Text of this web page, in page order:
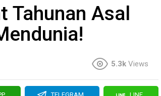
Tahunan Asal
5.3k Views